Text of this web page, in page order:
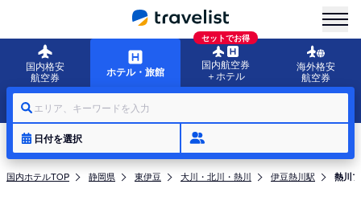
国内格安
航空券
ホテル・旅館
セットでお得
国内航空券
＋ホテル
海外格安
航空券
エリア、キーワードを入力
日付を選択
国内ホテルTOP 静岡県 東伊豆 大川・北川・熱川 伊豆熱川駅 熱川